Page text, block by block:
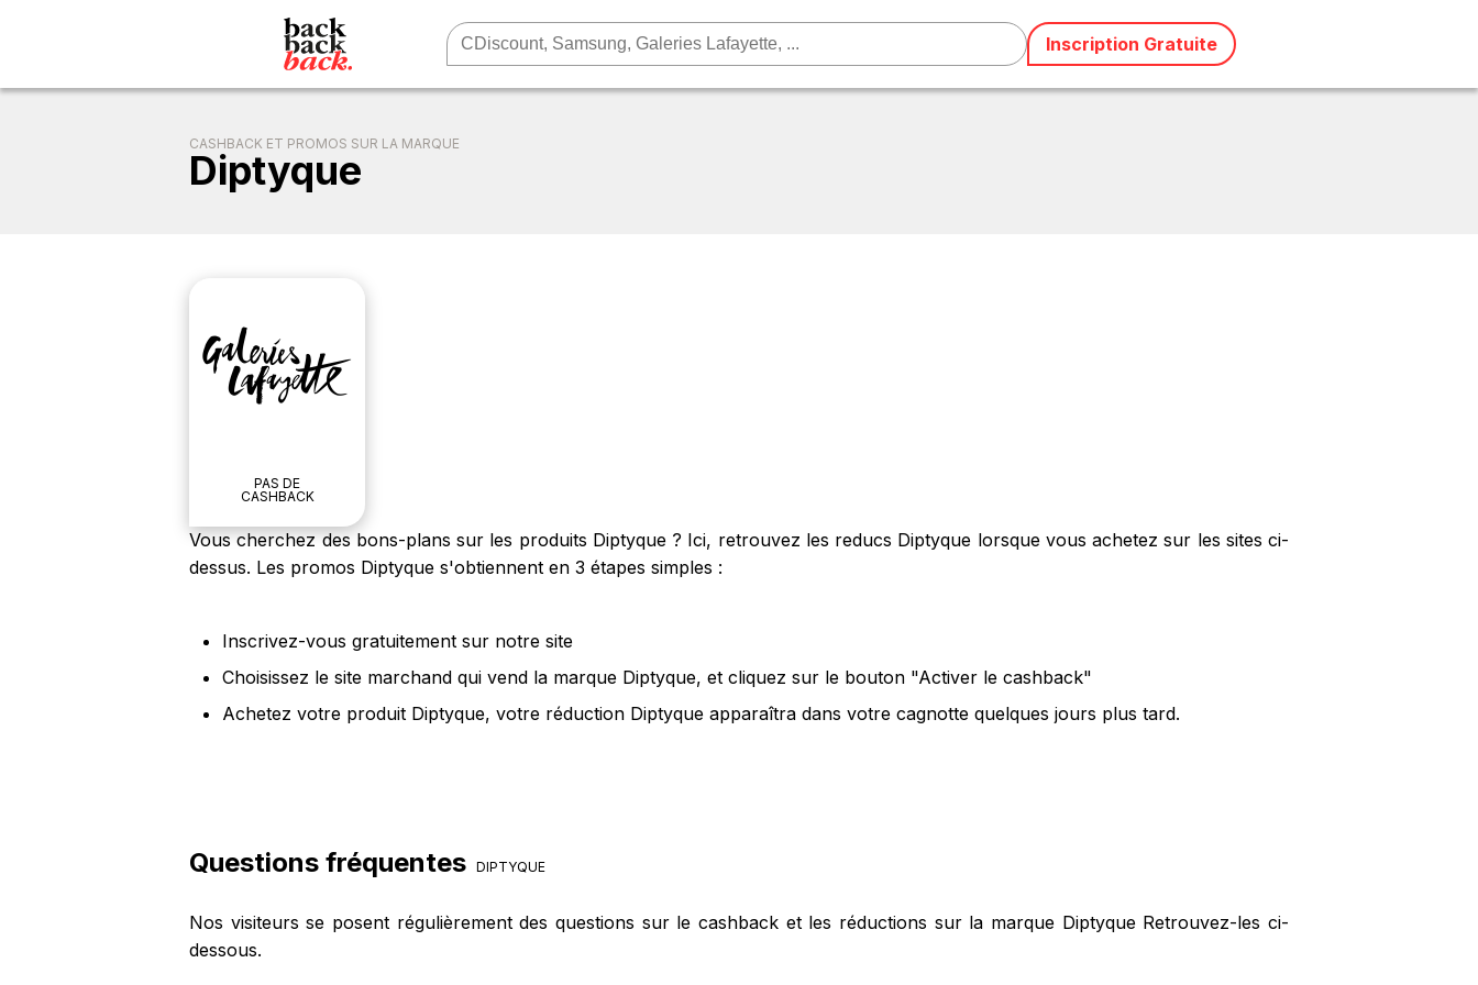
CASHBACK ET PROMOS SUR LA MARQUE
Diptyque
PAS DE
CASHBACK
Vous cherchez des bons-plans sur les produits Diptyque ? Ici, retrouvez les reducs Diptyque lorsque vous achetez sur les sites ci-
dessus. Les promos Diptyque s'obtiennent en 3 étapes simples :
Inscrivez-vous gratuitement sur notre site
Choisissez le site marchand qui vend la marque Diptyque, et cliquez sur le bouton "Activer le cashback"
Achetez votre produit Diptyque, votre réduction Diptyque apparaîtra dans votre cagnotte quelques jours plus tard.
Questions fréquentes DIPTYQUE
Nos visiteurs se posent régulièrement des questions sur le cashback et les réductions sur la marque Diptyque Retrouvez-les ci-
dessous.
Inscription Gratuite